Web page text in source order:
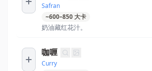
Safran
~600–850大卡
奶油藏红花汁。
咖喱
Curry